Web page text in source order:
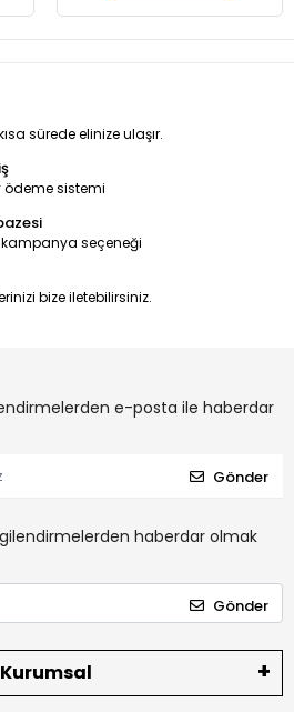
sürede elinize ulaşır.
ödeme sistemi
seçeneği
bize iletebilirsiniz.
e-posta ile haberdar
Gönder
haberdar olmak
Gönder
Kurumsal